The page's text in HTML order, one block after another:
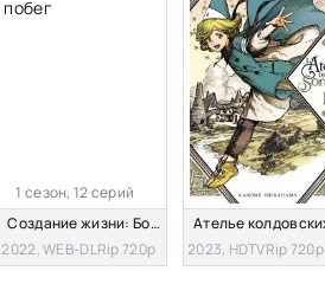
1 сезон, 12 серий
Создание жизни: Большой побег
2022, WEB-DLRip 720p
2023, HDTVRip 720p